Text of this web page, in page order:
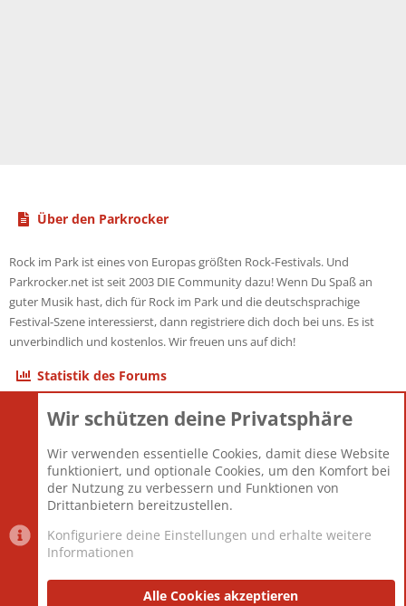
Über den Parkrocker
Rock im Park ist eines von Europas größten Rock-Festivals. Und
Parkrocker.net ist seit 2003 DIE Community dazu! Wenn Du Spaß an
guter Musik hast, dich für Rock im Park und die deutschsprachige
Festival-Szene interessierst, dann registriere dich doch bei uns. Es ist
unverbindlich und kostenlos. Wir freuen uns auf dich!
Statistik des Forums
Themen
Mitglieder
12.425
Neuestes Mitglied
Toddster85
Datenschutzerklärung Impressum
Wir schützen deine Privatsphäre
Wir verwenden essentielle Cookies, damit diese Website
funktioniert, und optionale Cookies, um den Komfort bei
der Nutzung zu verbessern und Funktionen von
Drittanbietern bereitzustellen.
Konfiguriere deine Einstellungen und erhalte weitere
Informationen
Alle Cookies akzeptieren